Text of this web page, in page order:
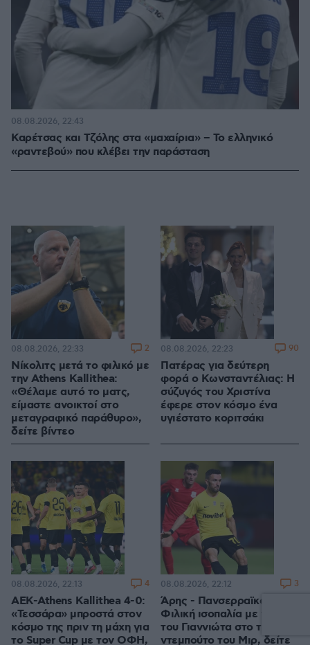
Καρέτσας και Τζόλης στα «μαχαίρια» – Το ελληνικό
«ραντεβού» που κλέβει την παράσταση
08.08.2026, 22:43
Νίκολιτς μετά το φιλικό με
την Athens Kallithea:
«Θέλαμε αυτό το ματς,
είμαστε ανοικτοί στο
μεταγραφικό παράθυρο»,
δείτε βίντεο
08.08.2026, 22:33 2
Πατέρας για δεύτερη
φορά ο Κωνσταντέλιας: Η
σύζυγός του Χριστίνα
έφερε στον κόσμο ένα
υγιέστατο κοριτσάκι
08.08.2026, 22:23 90
ΑΕΚ-Athens Kallithea 4-0:
«Τεσσάρα» μπροστά στον
κόσμο της πριν τη μάχη για
το Super Cup με τον ΟΦΗ,
08.08.2026, 22:13 4
Άρης - Πανσερραϊκός 2-2:
Φιλική ισοπαλία με γκολ
του Γιαννιώτα στο τέλος,
ντεμπούτο του Μιρ, δείτε
08.08.2026, 22:12 3